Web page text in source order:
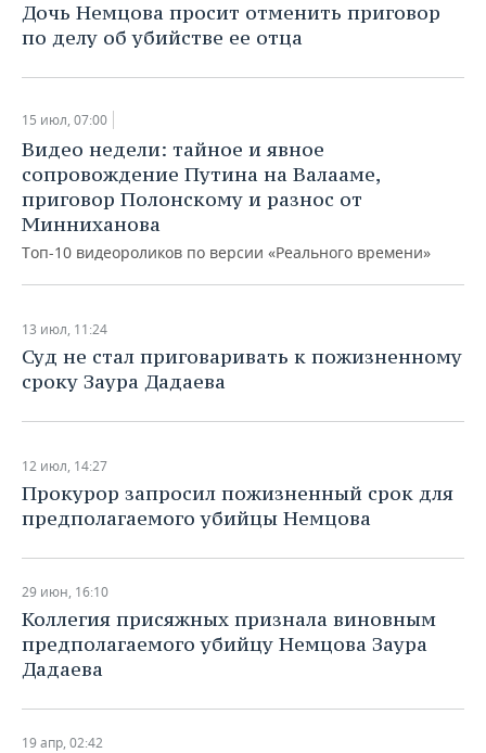
Дочь Немцова просит отменить приговор
по делу об убийстве ее отца
15 июл, 07:00
Видео недели: тайное и явное
сопровождение Путина на Валааме,
приговор Полонскому и разнос от
Минниханова
Топ-10 видеороликов по версии «Реального времени»
13 июл, 11:24
Суд не стал приговаривать к пожизненному
сроку Заура Дадаева
12 июл, 14:27
Прокурор запросил пожизненный срок для
предполагаемого убийцы Немцова
29 июн, 16:10
Коллегия присяжных признала виновным
предполагаемого убийцу Немцова Заура
Дадаева
19 апр, 02:42